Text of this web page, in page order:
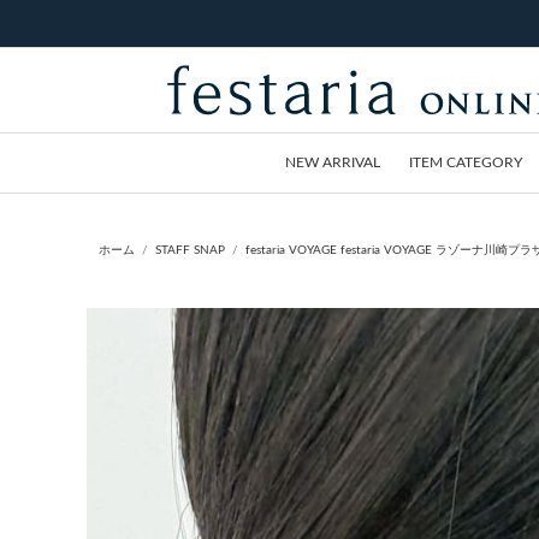
NEW ARRIVAL ITEM CATEGORY
ホーム STAFF SNAP festaria VOYAGE festaria VOYAGE ラゾーナ川崎プ